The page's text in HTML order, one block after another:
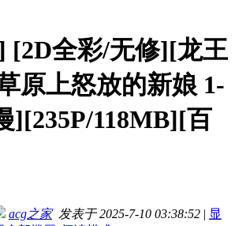
[2D全彩/无修][龙王
原上怒放的新娘 1-
][235P/118MB][百
acg之家发表于 2025-7-10 03:38:52 | 显